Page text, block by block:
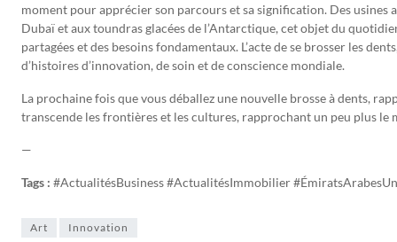
moment pour apprécier son parcours et sa signification. Des usines
Dubaï et aux toundras glacées de l’Antarctique, cet objet du
partagées et des besoins fondamentaux. L’acte de se brosser les
d’histoires d’innovation, de soin et de conscience mondiale.
La prochaine fois que vous déballez une nouvelle brosse à dents,
transcende les frontières et les cultures, rapprochant un peu plus le
—
Tags : #ActualitésBusiness #ActualitésImmobilier
Art Innovation